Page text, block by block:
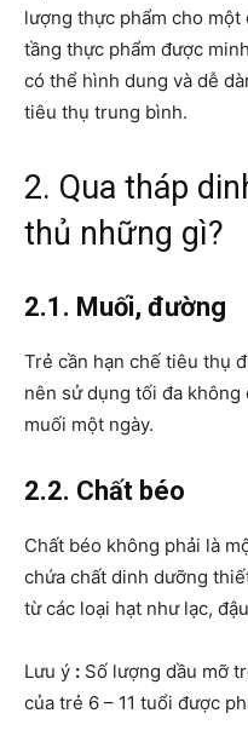
lượng thực phẩm cho
tầng thực phẩm được
có thể hình dung và dễ
tiêu thụ trung bình.
2. Qua tháp
thủ những gì?
2.1. Muối, đường
Trẻ cần hạn chế tiêu thụ
nên sử dụng tối đa không
muối một ngày.
2.2. Chất béo
Chất béo không phải là
chứa chất dinh dưỡng
từ các loại hạt như lạc,
Lưu ý : Số lượng dầu mỡ
của trẻ 6 – 11 tuổi được